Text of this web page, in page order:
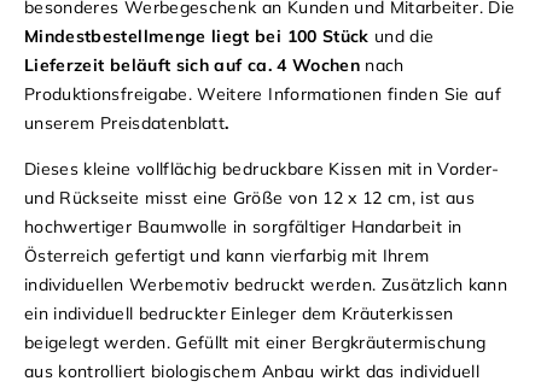
besonderes Werbegeschenk an Kunden und Mitarbeiter. Die
Mindestbestellmenge liegt bei 100 Stück und die
Lieferzeit beläuft sich auf ca. 4 Wochen nach
Produktionsfreigabe. Weitere Informationen finden Sie auf
unserem Preisdatenblatt.
Dieses kleine vollflächig bedruckbare Kissen mit in Vorder-
und Rückseite misst eine Größe von 12 x 12 cm, ist aus
hochwertiger Baumwolle in sorgfältiger Handarbeit in
Österreich gefertigt und kann vierfarbig mit Ihrem
individuellen Werbemotiv bedruckt werden. Zusätzlich kann
ein individuell bedruckter Einleger dem Kräuterkissen
beigelegt werden. Gefüllt mit einer Bergkräutermischung
aus kontrolliert biologischem Anbau wirkt das individuell